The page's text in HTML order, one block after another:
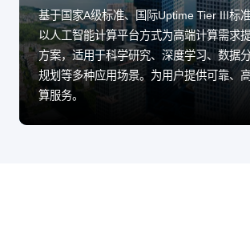
基于国家A级标准、国际Uptime Tier III标准
以人工智能计算平台方式为高端计算需求
方案，适用于科学研究、深度学习、数据
规划等多种应用场景。为用户提供可靠、
算服务。